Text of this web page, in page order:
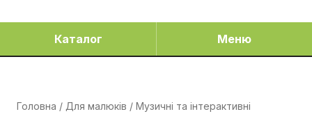
Каталог Меню
Головна / Для малюків / Музичні та інтерактивні